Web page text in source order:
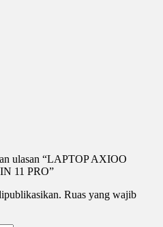
ulasan “LAPTOP AXIOO
11 PRO”
Ruas yang wajib